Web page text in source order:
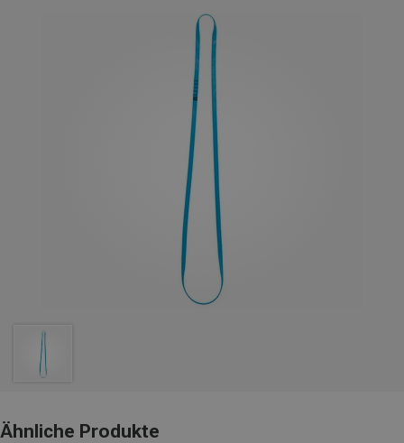
Ähnliche Produkte